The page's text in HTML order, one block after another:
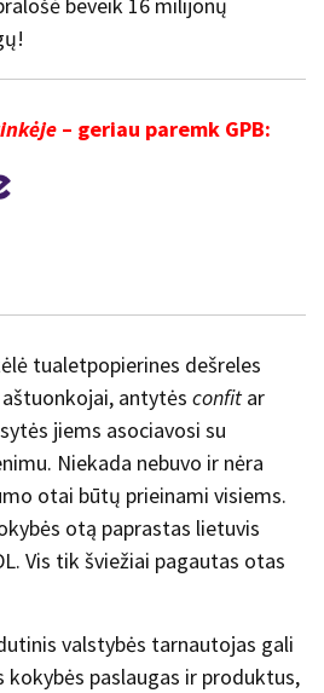
– geriau paremk GPB:
tualetpopierines dešreles
antytės confit ar
jiems asociavosi su
Niekada nebuvo ir nėra
otai būtų prieinami visiems.
otą paprastas lietuvis
Vis tik šviežiai pagautas otas
valstybės tarnautojas gali
paslaugas ir produktus,